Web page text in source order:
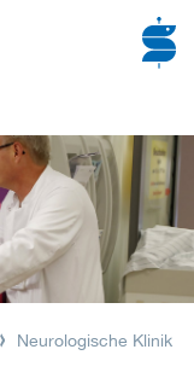
Neurologische Klinik